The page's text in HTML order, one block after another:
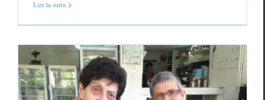
Lire la suite